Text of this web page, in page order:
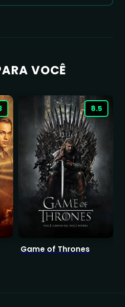
VOCÊ
8.5
Game of Thrones